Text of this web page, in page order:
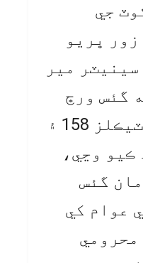
جي
ڀريو
سينيٽر مير
گئس ورڇ
بابت آئين جي آرٽيڪلز 158 ۽
ڪيو وڃي،
گئس
عوام کي
محرومي